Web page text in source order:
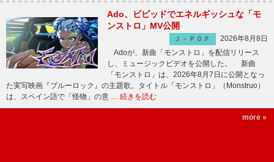
Ado、ビビッドでエネルギッシュな「モ
ンストロ」MV公開
Ｊ－ＰＯＰ
2026年8月8日
Adoが、新曲「モンストロ」を配信リリース
し、ミュージックビデオを公開した。 新曲
「モンストロ」は、2026年8月7日に公開となっ
た実写映画『ブルーロック』の主題歌。タイトル「モンストロ」（Monstruo）
は、スペイン語で「怪物」の意 … 続きを読む
more »